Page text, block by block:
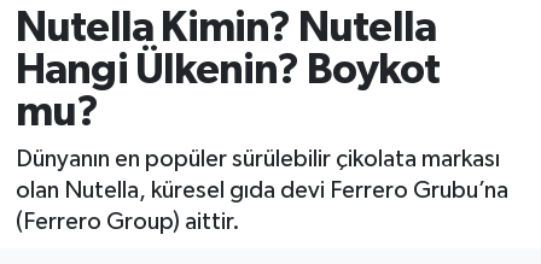
Nutella Kimin? Nutella
Hangi Ülkenin? Boykot
mu?
Dünyanın en popüler sürülebilir çikolata markası
olan Nutella, küresel gıda devi Ferrero Grubu’na
(Ferrero Group) aittir.
Asayiş
Turizm
Magazin
Antalya Namaz Vakitleri
Antalya Trafik Yoğunluk Haritası
Tüm Manşetler